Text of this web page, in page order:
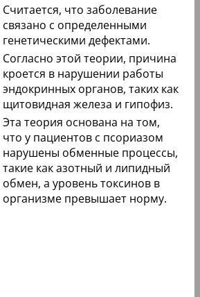
Считается, что заболевание
связано с определенными
генетическими дефектами.
Согласно этой теории, причина
кроется в нарушении работы
эндокринных органов, таких как
щитовидная железа и гипофиз.
Эта теория основана на том,
что у пациентов с псориазом
нарушены обменные процессы,
такие как азотный и липидный
обмен, а уровень токсинов в
организме превышает норму.